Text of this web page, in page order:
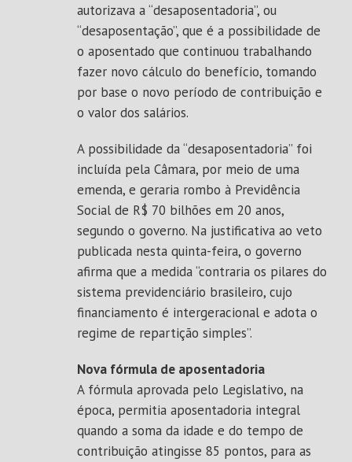
autorizava a “desaposentadoria”, ou
“desaposentação”, que é a possibilidade de
o aposentado que continuou trabalhando
fazer novo cálculo do benefício, tomando
por base o novo período de contribuição e
o valor dos salários.
A possibilidade da “desaposentadoria” foi
incluída pela Câmara, por meio de uma
emenda, e geraria rombo à Previdência
Social de R$ 70 bilhões em 20 anos,
segundo o governo. Na justificativa ao veto
publicada nesta quinta-feira, o governo
afirma que a medida “contraria os pilares do
sistema previdenciário brasileiro, cujo
financiamento é intergeracional e adota o
regime de repartição simples”.
Nova fórmula de aposentadoria
A fórmula aprovada pelo Legislativo, na
época, permitia aposentadoria integral
quando a soma da idade e do tempo de
contribuição atingisse 85 pontos, para as